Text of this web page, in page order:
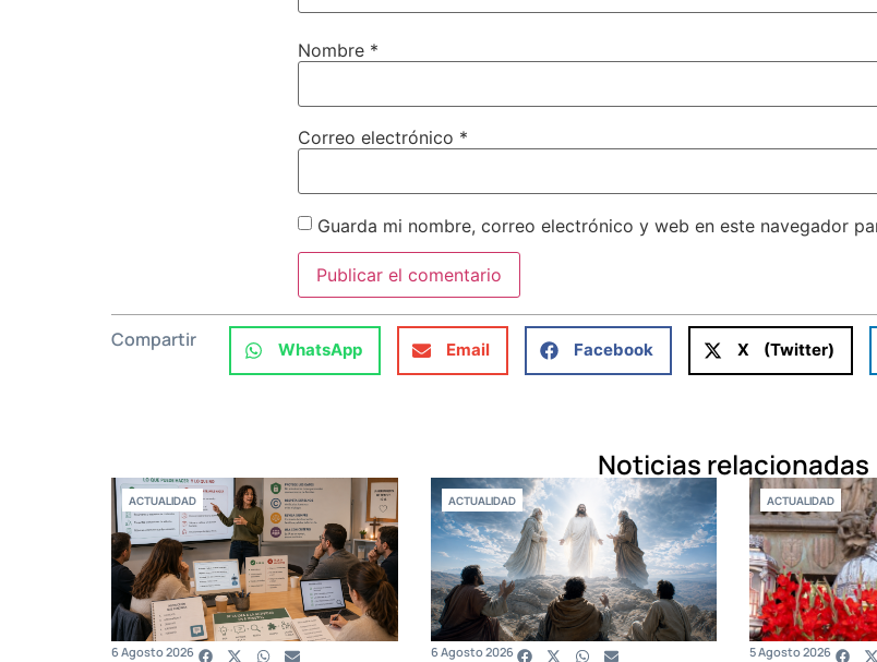
Nombre *
Correo electrónico *
Guarda mi nombre, correo electrónico y web en este navegador
Compartir WhatsApp Email Facebook X (Twitter)
Noticias relacionadas
ACTUALIDAD
6 Agosto 2026
ACTUALIDAD
6 Agosto 2026
ACTUALIDAD
5 Agosto 2026